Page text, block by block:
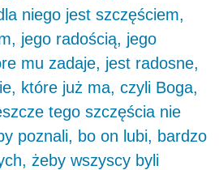
niego jest szczęściem,
jego radością, jego
mu zadaje, jest radosne,
które już ma, czyli Boga,
tego szczęścia nie
poznali, bo on lubi, bardzo
żeby wszyscy byli